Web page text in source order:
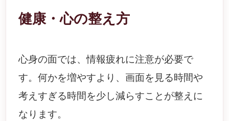
健康・心の整え方
心身の面では、情報疲れに注意が必要で
す。何かを増やすより、画面を見る時間や
考えすぎる時間を少し減らすことが整えに
なります。